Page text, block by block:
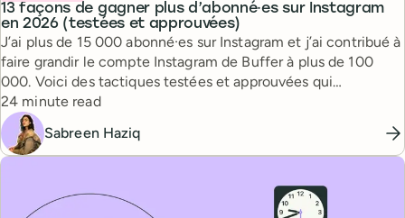
13 façons de gagner plus d’abonné·es sur Instagram
en 2026 (testées et approuvées)
J’ai plus de 15 000 abonné·es sur Instagram et j’ai contribué à
faire grandir le compte Instagram de Buffer à plus de 100
000. Voici des tactiques testées et approuvées qui
fonctionnent vraiment.
Reading time
24 minute read
Sabreen Haziq